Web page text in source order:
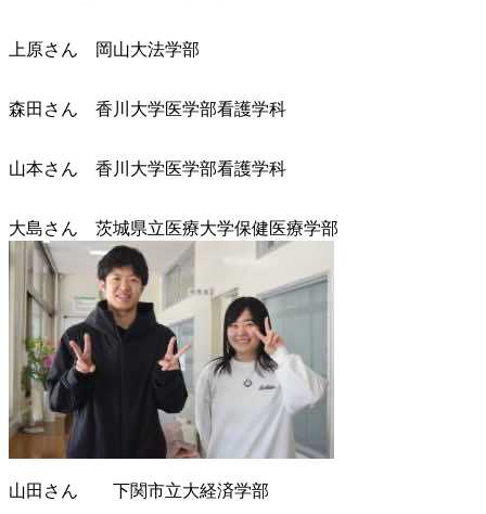
上原さん 岡山大法学部
森田さん 香川大学医学部看護学科
山本さん 香川大学医学部看護学科
大島さん 茨城県立医療大学保健医療学部
山田さん 下関市立大経済学部